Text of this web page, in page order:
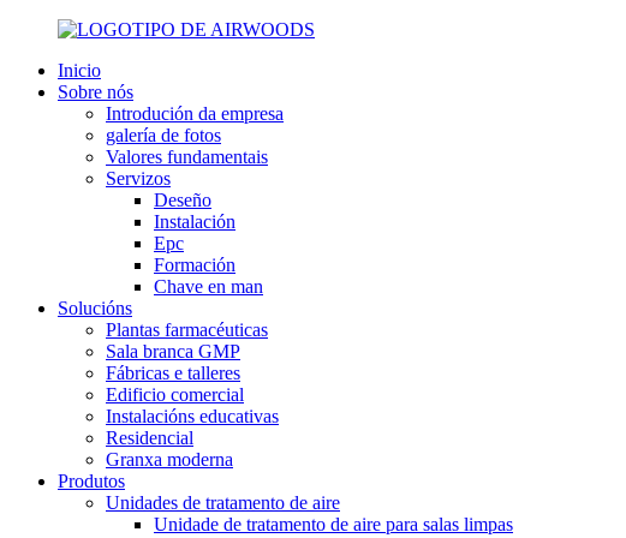
Inicio
Sobre nós
Introdución da empresa
galería de fotos
Valores fundamentais
Servizos
Deseño
Instalación
Epc
Formación
Chave en man
Solucións
Plantas farmacéuticas
Sala branca GMP
Fábricas e talleres
Edificio comercial
Instalacións educativas
Residencial
Granxa moderna
Produtos
Unidades de tratamento de aire
Unidade de tratamento de aire para salas limpas